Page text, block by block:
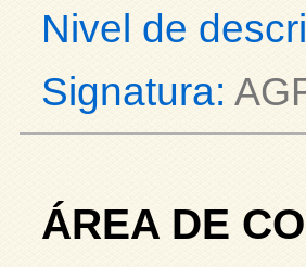
Nivel de
Signatura:
ÁREA DE